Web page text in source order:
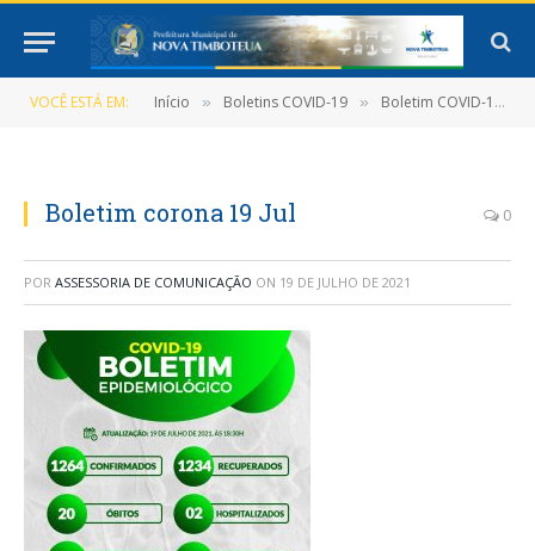
VOCÊ ESTÁ EM: Início » Boletins COVID-19 » Boletim COVID-19 (19/07/2021)
Boletim corona 19 Jul 0
POR ASSESSORIA DE COMUNICAÇÃO ON 19 DE JULHO DE 2021